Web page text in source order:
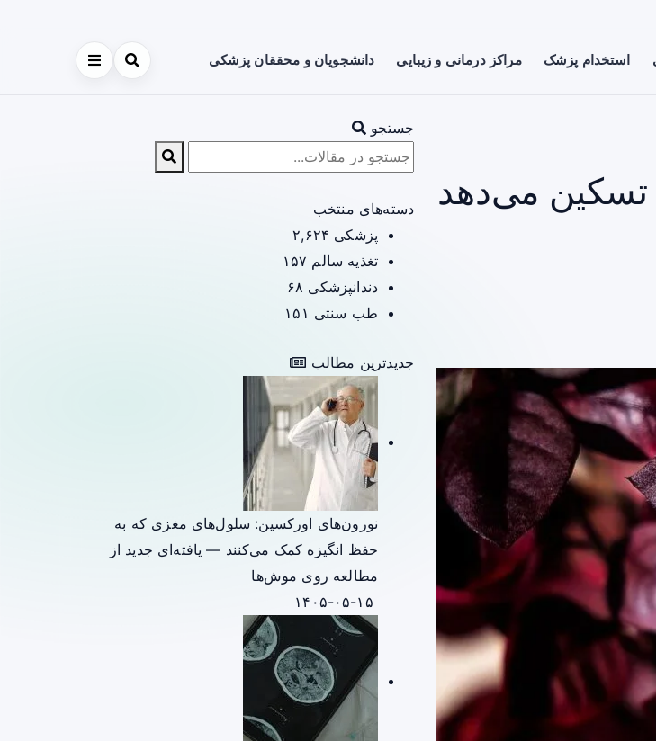
استخدام پزشک مراکز درمانی و زیبایی دانشجویان و محققان پزشکی
تسکین می‌دهد
جستجو
دسته‌های منتخب
پزشکی ۲,۶۲۴
تغذیه سالم ۱۵۷
دندانپزشکی ۶۸
طب سنتی ۱۵۱
جدیدترین مطالب
نورون‌های اورکسین: سلول‌های مغزی که به
حفظ انگیزه کمک می‌کنند — یافته‌ای جدید از
مطالعه روی موش‌ها